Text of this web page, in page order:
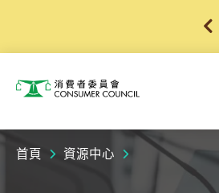
消費者委員會
首頁 資源中心